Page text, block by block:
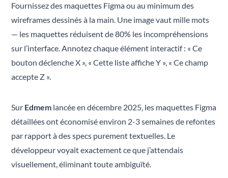
Fournissez des maquettes Figma ou au minimum des
wireframes dessinés à la main. Une image vaut mille mots
— les maquettes réduisent de 80% les incompréhensions
sur l’interface. Annotez chaque élément interactif : « Ce
bouton déclenche X », « Cette liste affiche Y », « Ce champ
accepte Z ».
Sur Edmem lancée en décembre 2025, les maquettes Figma
détaillées ont économisé environ 2-3 semaines de refontes
par rapport à des specs purement textuelles. Le
développeur voyait exactement ce que j’attendais
visuellement, éliminant toute ambiguïté.